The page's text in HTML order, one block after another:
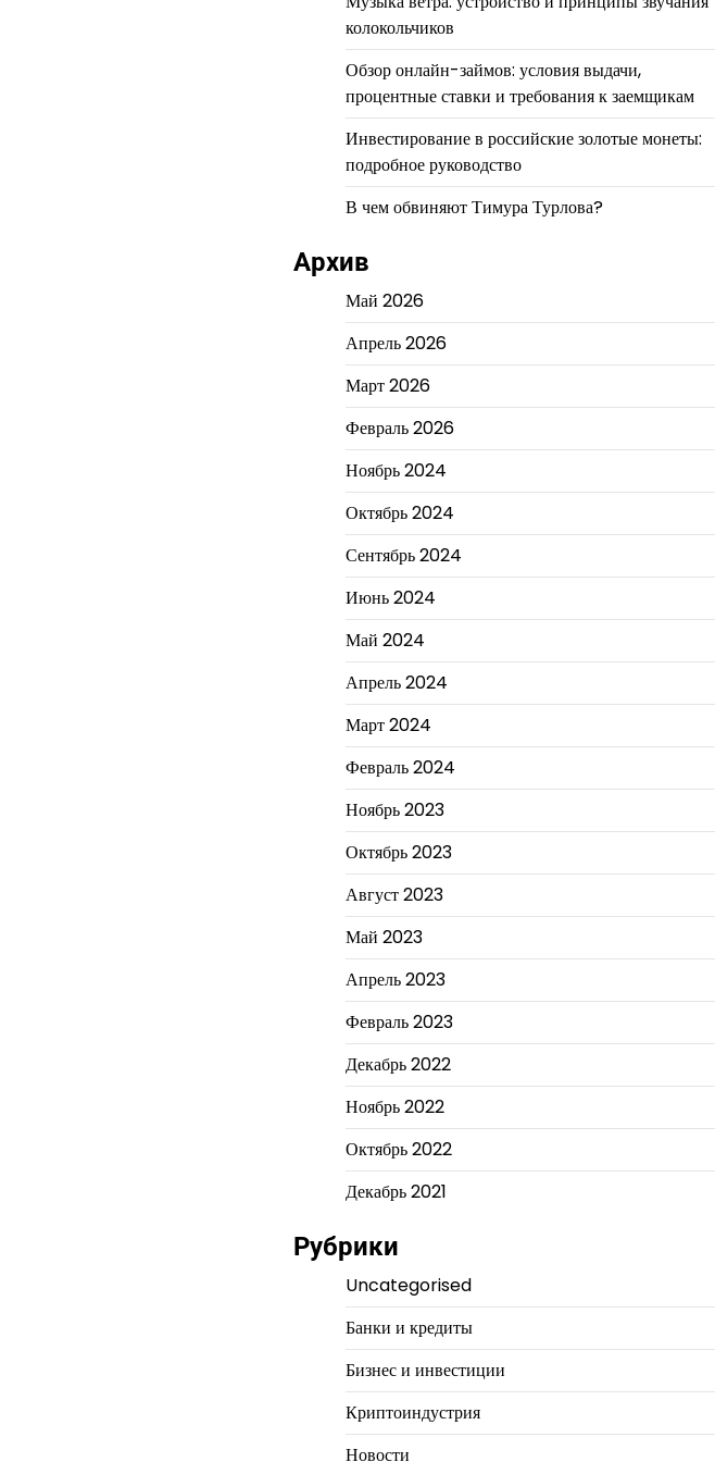
колокольчиков
Обзор онлайн-займов: условия выдачи,
процентные ставки и требования к заемщикам
Инвестирование в российские золотые монеты:
подробное руководство
В чем обвиняют Тимура Турлова?
Архив
Май 2026
Апрель 2026
Март 2026
Февраль 2026
Ноябрь 2024
Октябрь 2024
Сентябрь 2024
Июнь 2024
Май 2024
Апрель 2024
Март 2024
Февраль 2024
Ноябрь 2023
Октябрь 2023
Август 2023
Май 2023
Апрель 2023
Февраль 2023
Декабрь 2022
Ноябрь 2022
Октябрь 2022
Декабрь 2021
Рубрики
Uncategorised
Банки и кредиты
Бизнес и инвестиции
Криптоиндустрия
Новости